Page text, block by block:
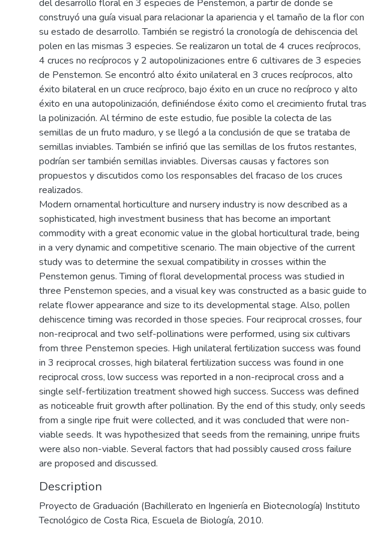
del desarrollo floral en 3 especies de Penstemon, a partir de donde se
construyó una guía visual para relacionar la apariencia y el tamaño de la flor con
su estado de desarrollo. También se registró la cronología de dehiscencia del
polen en las mismas 3 especies. Se realizaron un total de 4 cruces recíprocos,
4 cruces no recíprocos y 2 autopolinizaciones entre 6 cultivares de 3 especies
de Penstemon. Se encontró alto éxito unilateral en 3 cruces recíprocos, alto
éxito bilateral en un cruce recíproco, bajo éxito en un cruce no recíproco y alto
éxito en una autopolinización, definiéndose éxito como el crecimiento frutal tras
la polinización. Al término de este estudio, fue posible la colecta de las
semillas de un fruto maduro, y se llegó a la conclusión de que se trataba de
semillas inviables. También se infirió que las semillas de los frutos restantes,
podrían ser también semillas inviables. Diversas causas y factores son
propuestos y discutidos como los responsables del fracaso de los cruces
realizados.
Modern ornamental horticulture and nursery industry is now described as a
sophisticated, high investment business that has become an important
commodity with a great economic value in the global horticultural trade, being
in a very dynamic and competitive scenario. The main objective of the current
study was to determine the sexual compatibility in crosses within the
Penstemon genus. Timing of floral developmental process was studied in
three Penstemon species, and a visual key was constructed as a basic guide to
relate flower appearance and size to its developmental stage. Also, pollen
dehiscence timing was recorded in those species. Four reciprocal crosses, four
non-reciprocal and two self-pollinations were performed, using six cultivars
from three Penstemon species. High unilateral fertilization success was found
in 3 reciprocal crosses, high bilateral fertilization success was found in one
reciprocal cross, low success was reported in a non-reciprocal cross and a
single self-fertilization treatment showed high success. Success was defined
as noticeable fruit growth after pollination. By the end of this study, only seeds
from a single ripe fruit were collected, and it was concluded that were non-
viable seeds. It was hypothesized that seeds from the remaining, unripe fruits
were also non-viable. Several factors that had possibly caused cross failure
are proposed and discussed.
Description
Proyecto de Graduación (Bachillerato en Ingeniería en Biotecnología) Instituto
Tecnológico de Costa Rica, Escuela de Biología, 2010.